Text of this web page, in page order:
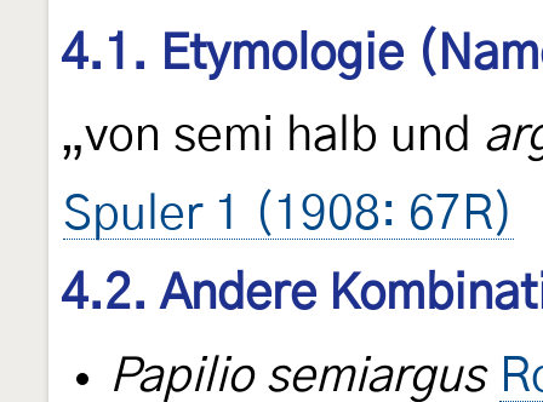
4.1. Etymologie
„von semi halb und
Spuler 1 (1908: 67R)
4.2. Andere
Papilio semiargus